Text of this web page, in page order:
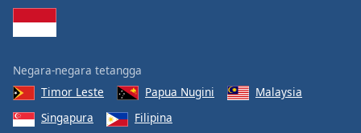
Negara-negara tetangga
Timor Leste
Papua Nugini
Malaysia
Singapura
Filipina